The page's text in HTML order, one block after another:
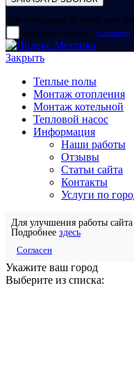
Для отправки формы вам
прочитал и согласен с условиями
Закрыть
Теплые полы
Монтаж отопления
Монтаж котельной
Тепловой насос
Информация
Наши работы
Отзывы
Статьи сайта
Контакты
Услуги по
Для улучшения работы
Подробнее здесь
Согласен
Укажите ваш город
Выберите из списка: